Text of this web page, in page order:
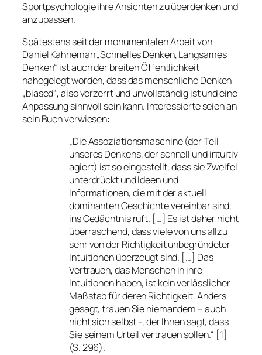
Sportpsychologie ihre Ansichten zu überdenken und
anzupassen.
Spätestens seit der monumentalen Arbeit von
Daniel Kahneman „Schnelles Denken, Langsames
Denken“ ist auch der breiten Öffentlichkeit
nahegelegt worden, dass das menschliche Denken
„biased“, also verzerrt und unvollständig ist und eine
Anpassung sinnvoll sein kann. Interessierte seien an
sein Buch verwiesen:
„Die Assoziationsmaschine (der Teil
unseres Denkens, der schnell und intuitiv
agiert) ist so eingestellt, dass sie Zweifel
unterdrückt und Ideen und
Informationen, die mit der aktuell
dominanten Geschichte vereinbar sind,
ins Gedächtnis ruft. […] Es ist daher nicht
überraschend, dass viele von uns allzu
sehr von der Richtigkeit unbegründeter
Intuitionen überzeugt sind. […] Das
Vertrauen, das Menschen in ihre
Intuitionen haben, ist kein verlässlicher
Maßstab für deren Richtigkeit. Anders
gesagt, trauen Sie niemandem – auch
nicht sich selbst -, der Ihnen sagt, dass
Sie seinem Urteil vertrauen sollen.“ [1]
(S. 296).